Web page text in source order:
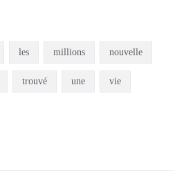
les millions nouvelle
trouvé une vie